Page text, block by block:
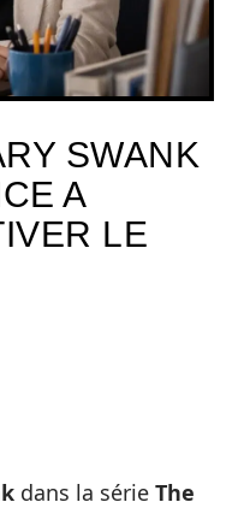
SWANK
A
LE
dans la série The